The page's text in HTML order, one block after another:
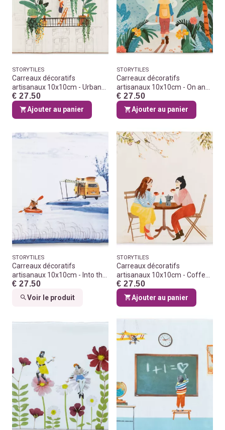
STORYTILES
Carreaux décoratifs
artisanaux 10x10cm - Urban
jungle
€ 27.50
Ajouter au panier
STORYTILES
Carreaux décoratifs
artisanaux 10x10cm - On an
adventure
€ 27.50
Ajouter au panier
STORYTILES
Carreaux décoratifs
artisanaux 10x10cm - Into the
wild
€ 27.50
Voir le produit
STORYTILES
Carreaux décoratifs
artisanaux 10x10cm - Coffee
o'clock
€ 27.50
Ajouter au panier